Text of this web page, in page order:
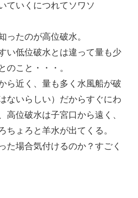
ていくにつれてソワソ
ったのが高位破水。
い低位破水とは違って量も少
のこと・・・。
ら近く、量も多く水風船が破
ないらしい）だからすぐにわ
高位破水は子宮口から遠く、
ちょろと羊水が出てくる。
た場合気付けるのか？すごく